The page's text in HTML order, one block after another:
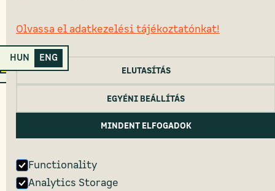
2022 Primanima © All Rights Reserved.
Primanima Home
HUN ENG
Olvassa el adatkezelési tájékoztatónkat!
ELUTASÍTÁS
EGYÉNI BEÁLLÍTÁS
MINDENT ELFOGADOK
Functionality
Analytics Storage